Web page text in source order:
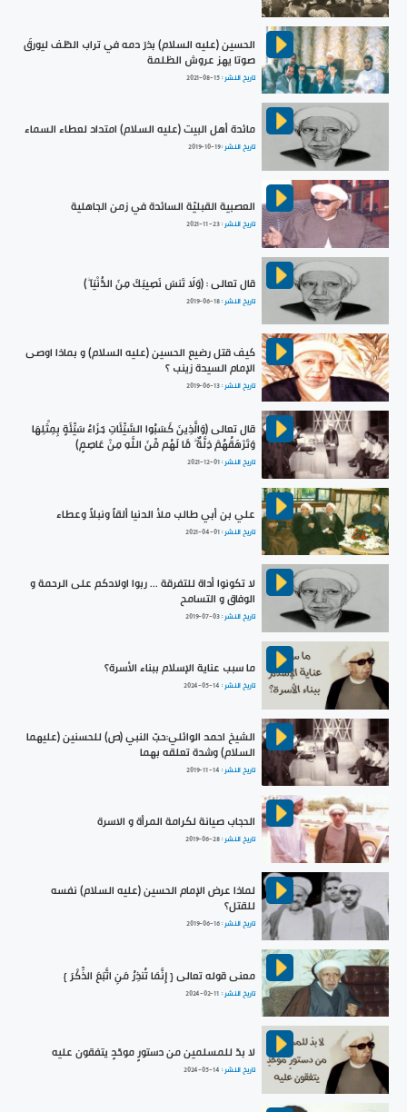
الحسين (عليه السلام) بذرَ دمه في تراب الطّف ليورقَ
صوتا يهز عروش الظلمة
تاريخ النشر :2021-08-15
مائدة أهل البيت (عليه السلام) امتداد لعطاء السماء
تاريخ النشر :2019-10-19
العصبية القبليّة السائدة في زمن الجاهلية
تاريخ النشر :2021-11-23
قال تعالى : (وَلَا تَنسَ نَصِيبَكَ مِنَ الدُّنْيَا ۖ)
تاريخ النشر :2019-06-18
كيف قتل رضيع الحسين (عليه السلام) و بماذا اوصى
الإمام السيدة زينب ؟
تاريخ النشر :2019-06-13
قال تعالى (وَالَّذِينَ كَسَبُوا السَّيِّئَاتِ جَزَاءُ سَيِّئَةٍ بِمِثْلِهَا
وَتَرْهَقُهُمْ ذِلَّةٌ ۖ مَّا لَهُم مِّنَ اللَّهِ مِنْ عَاصِمٍ)
تاريخ النشر :2021-12-01
علي بن أبي طالب ملأ الدنيا ألقاً ونبلاً وعطاء
تاريخ النشر :2021-04-01
لا تكونوا أداة للتفرقة ... ربوا اولادكم على الرحمة و
الوفاق و التسامح
تاريخ النشر :2019-07-03
ما سبب عناية الإسلام ببناء الأسرة؟
تاريخ النشر : 2024-05-14
الشيخ احمد الوائلي:حبّ النبي (ص) للحسنين (عليهما
السلام) وشدة تعلقه بهما
تاريخ النشر : 2019-11-14
الحجاب صيانة لكرامة المرأة و الاسرة
تاريخ النشر :2019-06-28
لماذا عرض الإمام الحسين (عليه السلام) نفسه
للقتل؟
تاريخ النشر :2019-06-16
معنى قوله تعالى { إِنَّمَا تُنذِرُ مَنِ اتَّبَعَ الذِّكْرَ }
تاريخ النشر : 2024-02-11
لا بدّ للمسلمين من دستورٍ موحّدٍ يتفقون عليه
تاريخ النشر : 2024-05-14